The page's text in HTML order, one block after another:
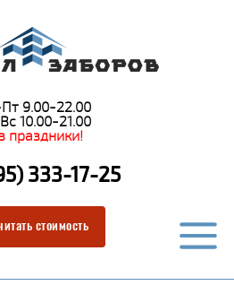
9.00-22.00
10.00-21.00
праздники!
333-17-25
стоимость